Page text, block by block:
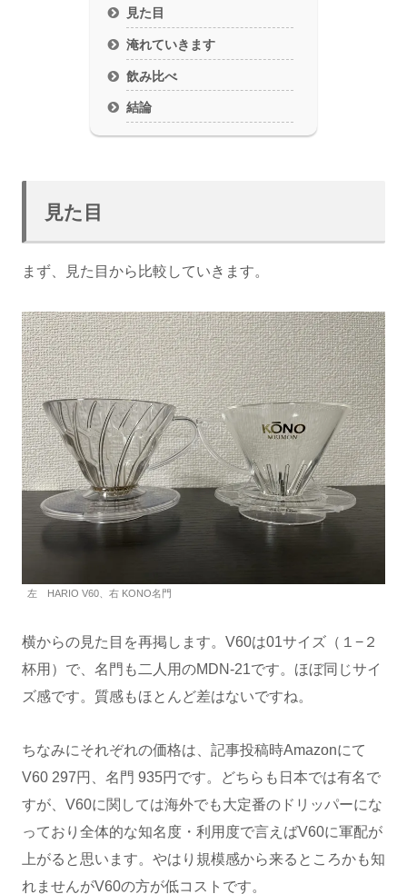
見た目
淹れていきます
飲み比べ
結論
見た目
まず、見た目から比較していきます。
左 HARIO V60、右 KONO名門
横からの見た目を再掲します。V60は01サイズ（１−２
杯用）で、名門も二人用のMDN-21です。ほぼ同じサイ
ズ感です。質感もほとんど差はないですね。
ちなみにそれぞれの価格は、記事投稿時Amazonにて
V60 297円、名門 935円です。どちらも日本では有名で
すが、V60に関しては海外でも大定番のドリッパーにな
っており全体的な知名度・利用度で言えばV60に軍配が
上がると思います。やはり規模感から来るところかも知
れませんがV60の方が低コストです。